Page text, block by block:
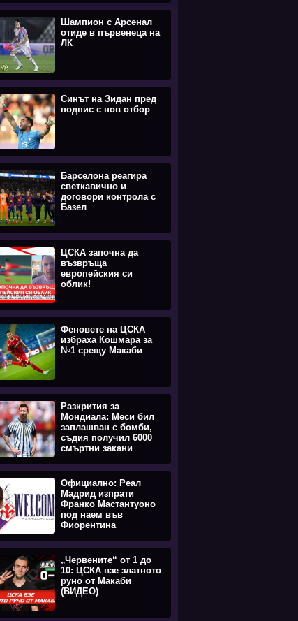
Шампион с Арсенал
отиде в първенеца на
ЛК
Синът на Зидан пред
подпис с нов отбор
Барселона реагира
светкавично и
договори контрола с
Базел
ЦСКА започна да
възвръща
европейския си
облик!
Феновете на ЦСКА
избраха Кошмара за
№1 срещу Макаби
Разкрития за
Мондиала: Меси бил
заплашван с бомби,
съдия получил 6000
смъртни закани
Официално: Реал
Мадрид изпрати
Франко Мастантуоно
под наем във
Фиорентина
„Червените“ от 1 до
10: ЦСКА взе златното
руно от Макаби
(ВИДЕО)